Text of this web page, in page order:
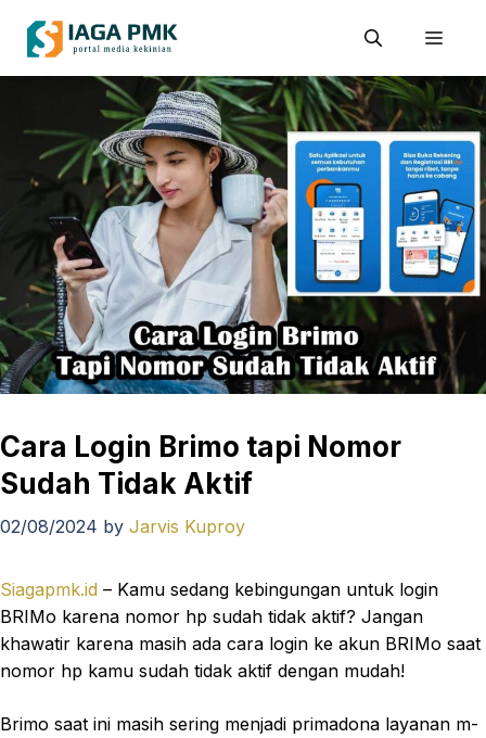
Cara Login Brimo tapi Nomor
Sudah Tidak Aktif
02/08/2024 by Jarvis Kuproy
Siagapmk.id – Kamu sedang kebingungan untuk login
BRIMo karena nomor hp sudah tidak aktif? Jangan
khawatir karena masih ada cara login ke akun BRIMo saat
nomor hp kamu sudah tidak aktif dengan mudah!
Brimo saat ini masih sering menjadi primadona layanan m-